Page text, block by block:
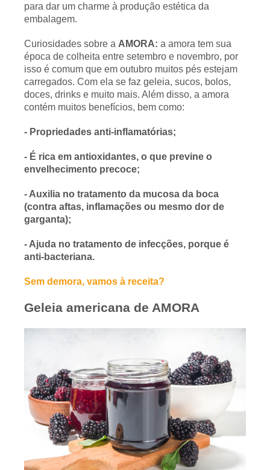
para dar um charme à produção estética da
embalagem.
Curiosidades sobre a AMORA: a amora tem sua
época de colheita entre setembro e novembro, por
isso é comum que em outubro muitos pés estejam
carregados. Com ela se faz geleia, sucos, bolos,
doces, drinks e muito mais. Além disso, a amora
contém muitos benefícios, bem como:
- Propriedades anti-inflamatórias;
- É rica em antioxidantes, o que previne o
envelhecimento precoce;
- Auxilia no tratamento da mucosa da boca
(contra aftas, inflamações ou mesmo dor de
garganta);
- Ajuda no tratamento de infecções, porque é
anti-bacteriana.
Sem demora, vamos à receita?
Geleia americana de AMORA